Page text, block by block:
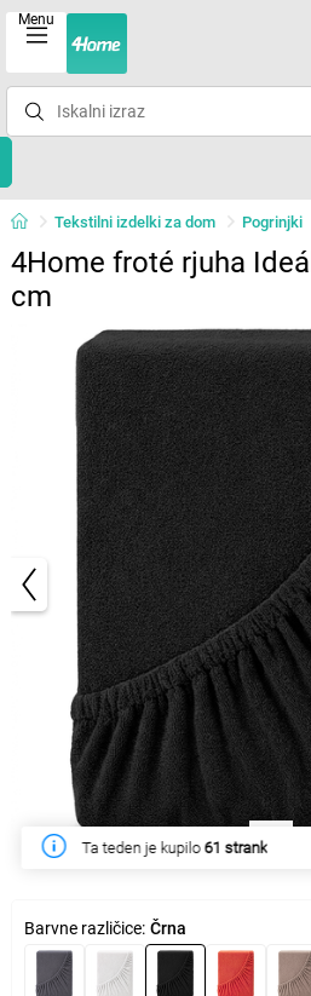
Menu
Tekstilni izdelki za dom Pogrinjki
4Home froté rjuha
cm
Ta teden je kupilo 61 strank
Barvne različice: Črna